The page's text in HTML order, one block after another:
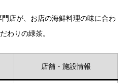
門店が、お店の海鮮料理の味に合わ
わりの緑茶。
店舗・施設情報